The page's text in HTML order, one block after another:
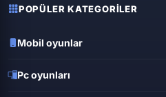
POPÜLER KATEGORILER
Mobil oyunlar
Pc oyunları